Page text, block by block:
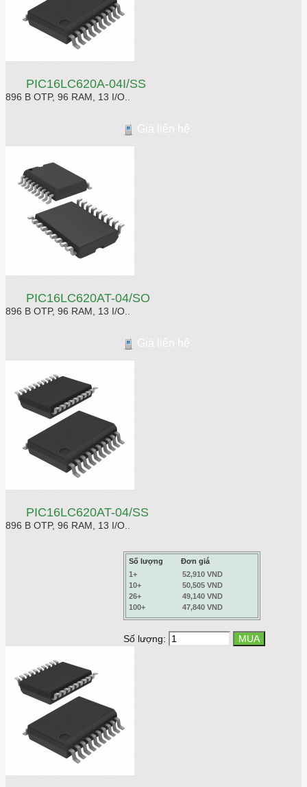
PIC16LC620A-04I/SS
896 B OTP, 96 RAM, 13 I/O..
Giá liên hệ
PIC16LC620AT-04/SO
896 B OTP, 96 RAM, 13 I/O..
Giá liên hệ
PIC16LC620AT-04/SS
896 B OTP, 96 RAM, 13 I/O..
Số lượng
Đơn giá
1+
52,910 VND
10+
50,505 VND
26+
49,140 VND
100+
47,840 VND
Số lượng: